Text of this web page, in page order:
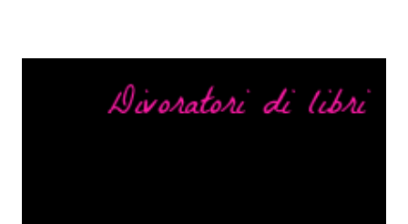
RAGAZZI nei libri hanno i capelli arruffati. Vabbè, c'è crisi, il